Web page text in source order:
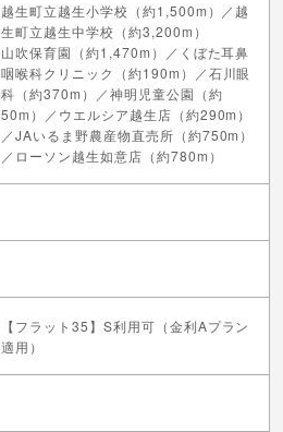
越生町立越生小学校（約1,500m）／越
生町立越生中学校（約3,200m）
山吹保育園（約1,470m）／くぼた耳鼻
咽喉科クリニック（約190m）／石川眼
科（約370m）／神明児童公園（約
50m）／ウエルシア越生店（約290m）
／JAいるま野農産物直売所（約750m）
／ローソン越生如意店（約780m）
【フラット35】S利用可（金利Aプラン
適用）